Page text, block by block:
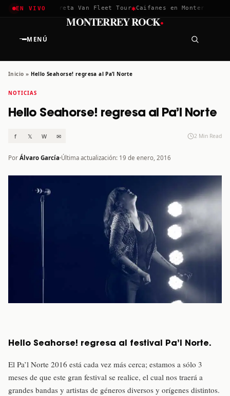
EN VIVO
2026✱ Greta Van Fleet Tour✱ Caifanes en Monterrey · 12
MENÚ
MONTERREY ROCK·
Inicio » Hello Seahorse! regresa al Pa’l Norte
NOTICIAS
Hello Seahorse! regresa al Pa’l Norte
f 𝕏 W ✉ 2 Min Read
Por Álvaro García Última actualización: 19 de enero, 2016
Hello Seahorse! regresa al festival Pa’l Norte.
El Pa’l Norte 2016 está cada vez más cerca; estamos a sólo 3
meses de que este gran festival se realice, el cual nos traerá a
grandes bandas y artistas de géneros diversos y orígenes distintos.